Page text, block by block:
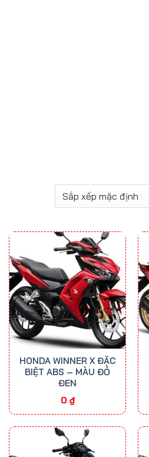
HONDA WINNER X ĐẶC
BIỆT ABS – MÀU ĐỎ
ĐEN
0 ₫